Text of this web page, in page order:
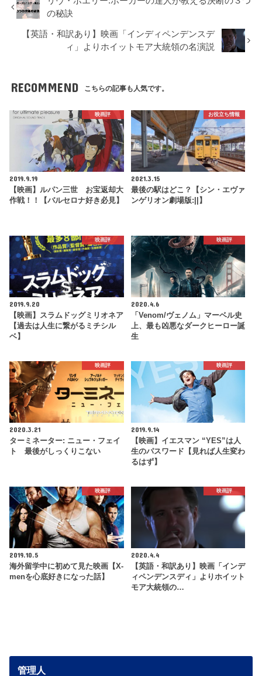
の秘訣
【英語・和訳あり】映画「インディペンデンスデ
ィ」よりホイットモア大統領の名演説
RECOMMEND こちらの記事も人気です。
映画評
2019.9.19
【映画】ルパン三世 お宝返却大
作戦！！【バルセロナ好き必見】
お役立ち情報
2021.3.15
最後の駅はどこ？【シン・エヴァ
ンゲリオン劇場版:||】
映画評
2019.9.20
【映画】スラムドッグミリオネア
【過去は人生に繋がるミチシル
ベ】
映画評
2020.4.6
「Venom/ヴェノム」マーベル史
上、最も凶悪なダークヒーロー誕
生
映画評
2020.3.21
ターミネーター: ニュー・フェイ
ト 最後がしっくりこない
映画評
2019.9.14
【映画】イエスマン “YES”は人
生のパスワード【見れば人生変わ
るはず】
映画評
2019.10.5
海外留学中に初めて見た映画【X-
menを心底好きになった話】
映画評
2020.4.4
【英語・和訳あり】映画「インデ
ィペンデンスディ」よりホイット
モア大統領の…
管理人